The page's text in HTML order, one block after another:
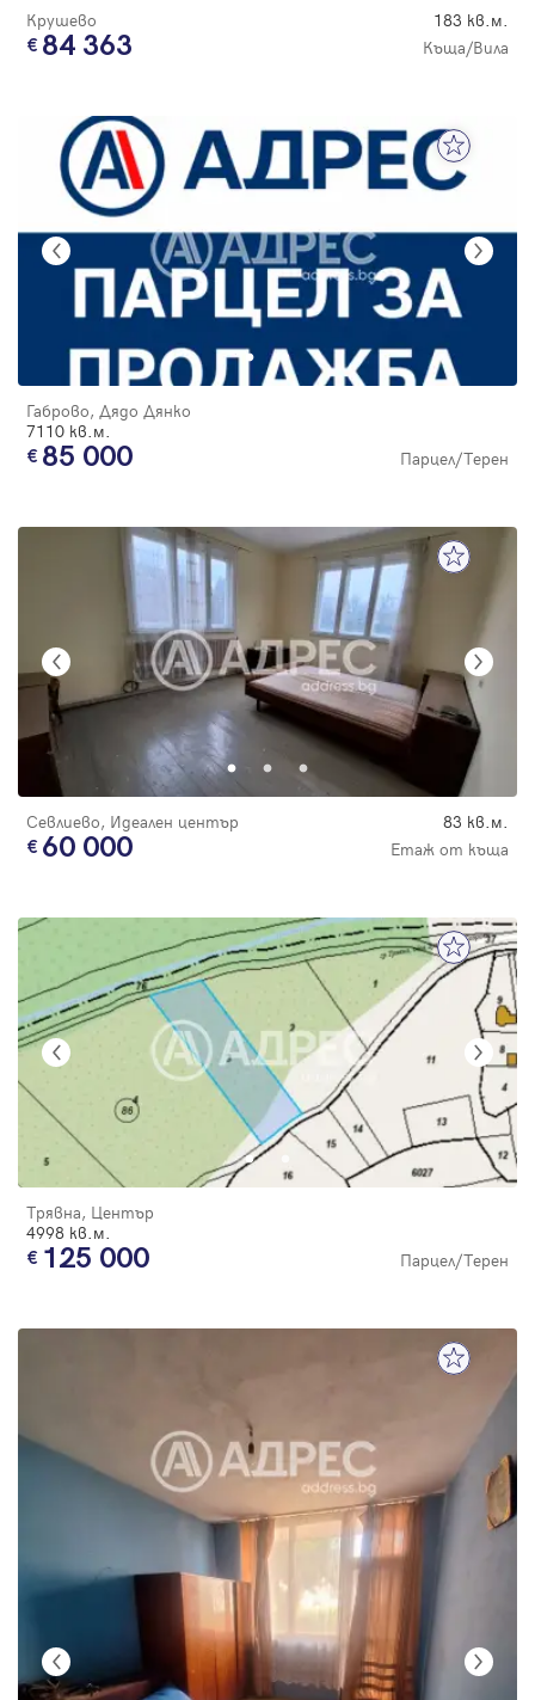
Крушево 183 кв.м.
84 363 Къща/Вила
Габрово, Дядо Дянко
7110 кв.м.
85 000 Парцел/Терен
Севлиево, Идеален център 83 кв.м.
60 000 Етаж от къща
Трявна, Център
4998 кв.м.
125 000 Парцел/Терен